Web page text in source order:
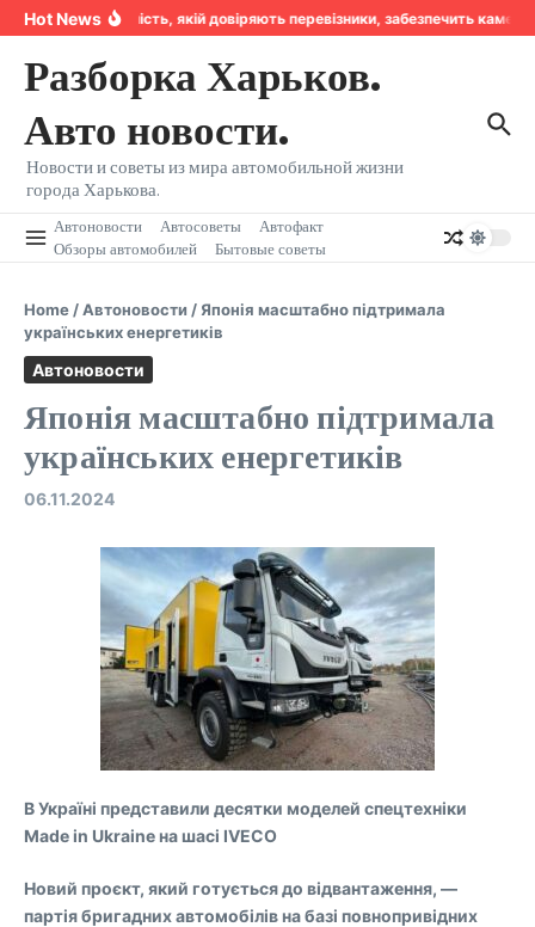
Перейти к содержанию
Hot NewsНадійність, якій довіряють перевізники, забезпечить
Разборка Харьков.
Авто новости.
Новости и советы из мира автомобильной жизни
города Харькова.
Автоновости Автосоветы
Автофакт
Обзоры автомобилей
Бытовые советы
Home /Автоновости / Японія масштабно підтримала
українських енергетиків
Автоновости
Японія масштабно підтримала
українських енергетиків
06.11.2024
В Україні представили десятки моделей спецтехніки
Made in Ukraine на шасі IVECO
Новий проєкт, який готується до відвантаження, —
партія бригадних автомобілів на базі повнопривідних